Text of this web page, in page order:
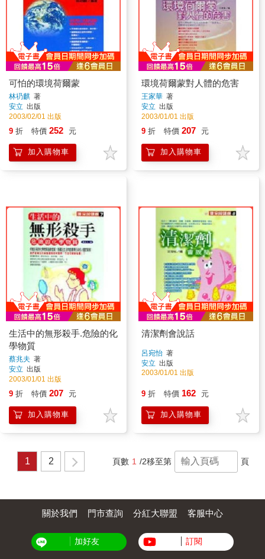
可怕的環境荷爾蒙
林礽麒 著
安立 出版
2003/02/01 出版
9 折 特價 252 元
加入購物車
環境荷爾蒙對人體的危害
王家華 著
安立 出版
2003/01/01 出版
9 折 特價 207 元
加入購物車
生活中的無形殺手.危險的化
學物質
蔡兆夫 著
安立 出版
2003/01/01 出版
9 折 特價 207 元
加入購物車
清潔劑會說話
呂宛怡 著
安立 出版
2003/01/01 出版
9 折 特價 162 元
加入購物車
1 2 頁數 1 /2移至第 頁
關於我們 門市查詢 分紅大聯盟 客服中心
加好友 訂閱